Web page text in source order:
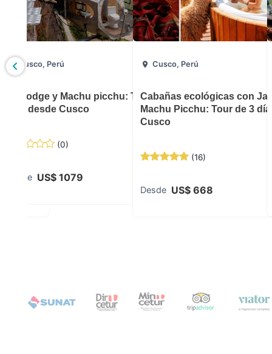
Puno
Cusco, Perú
Skylodge y Machu picchu: Tour de 3
días desde Cusco
(0)
Desde US$ 1079
Cusco, Perú
Cabañas ecológicas con
Machu Picchu: Tour de 3
Cusco
(16)
Desde US$ 668